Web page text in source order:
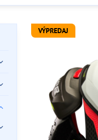
VÝPREDAJ